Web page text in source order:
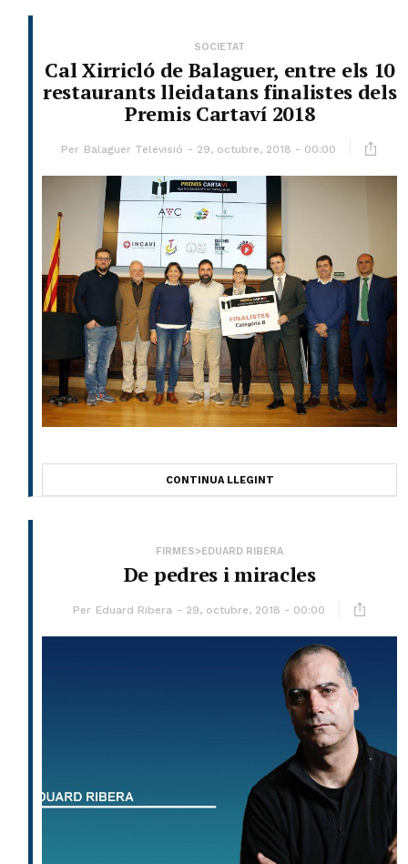
SOCIETAT
Cal Xirricló de Balaguer, entre els 10
restaurants lleidatans finalistes dels
Premis Cartaví 2018
Per Balaguer Televisió 29, octubre, 2018 - 00:00
CONTINUA LLEGINT
FIRMES>EDUARD RIBERA
De pedres i miracles
Per Eduard Ribera 29, octubre, 2018 - 00:00